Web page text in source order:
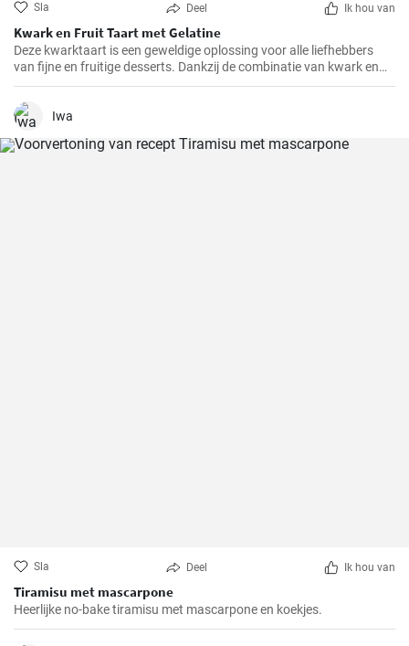
Sla Deel Ik hou van
Kwark en Fruit Taart met Gelatine
Deze kwarktaart is een geweldige oplossing voor alle liefhebbers
van fijne en fruitige desserts. Dankzij de combinatie van kwark en
verschillende soorten fruit, heeft het niet alleen een geweldige
smaak, maar is het ook redelijk gezond.
Iwa
Sla Deel Ik hou van
Tiramisu met mascarpone
Heerlijke no-bake tiramisu met mascarpone en koekjes.